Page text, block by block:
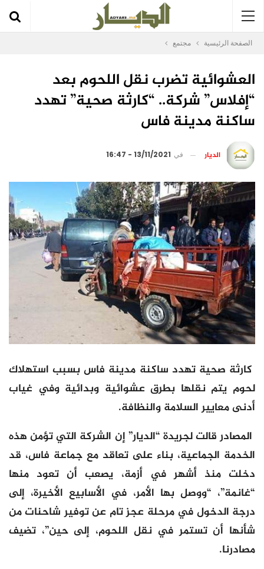
الصفحة الرئيسية مجتمع
العشوائية تضرب نقل اللحوم بعد
“إفلاس” شركة.. “كارثة صحية” تهدد
ساكنة مدينة فاس
الديار في 13/11/2021 - 16:47
كارثة صحية تهدد ساكنة مدينة فاس بسبب استهلاك
لحوم يتم نقلها بطرق عشوائية وبدائية وفي غياب
أدنى معايير السلامة والنظافة.
المصادر قالت لجريدة “الديار” إن الشركة التي تؤمن هذه
الخدمة الجماعية، بناء على تعاقد مع جماعة فاس، قد
دخلت منذ أشهر في أزمة، يصعب أن تعود منها
“غانمة”، “ووصل بها الأمر، في الأسابيع الأخيرة، إلى
درجة الدخول في مرحلة عجز تام عن توفير شاحنات من
شأنها أن تستمر في نقل اللحوم، إلى حين”، تضيف
مصادرنا.